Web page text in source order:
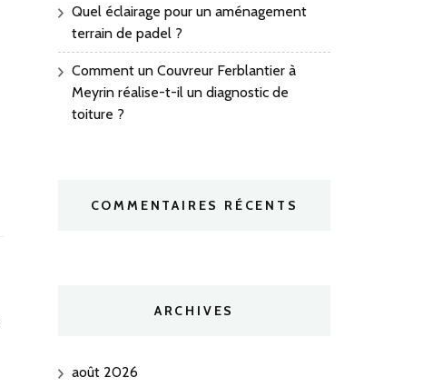
Quel éclairage pour un aménagement
terrain de padel ?
Comment un Couvreur Ferblantier à
Meyrin réalise-t-il un diagnostic de
toiture ?
COMMENTAIRES RÉCENTS
ARCHIVES
août 2026